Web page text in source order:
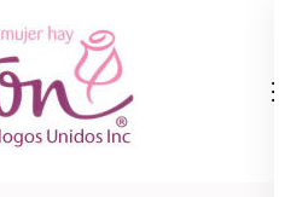
Ropa Interior